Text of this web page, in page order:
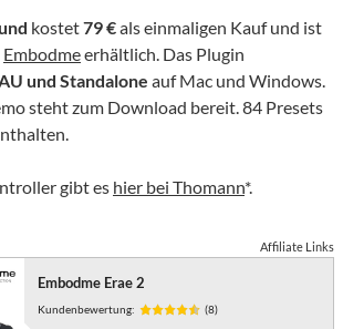
kostet79 €als einmaligen Kauf und ist
Embodmeerhältlich. Das Plugin
und Standalone auf Mac und Windows.
steht zum Download bereit. 84 Presets
gibt es hier bei Thomann*.
Affiliate Links
Embodme Erae 2
Kundenbewertung: (8)